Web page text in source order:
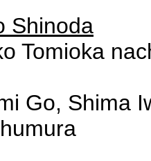
Shinoda
Tomioka
Go, Shima